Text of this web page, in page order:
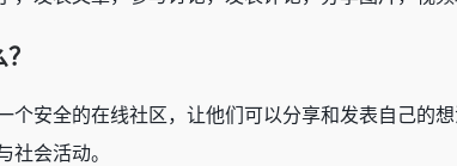
个安全的在线社区，让他们可以分享和发表自己的
社会活动。